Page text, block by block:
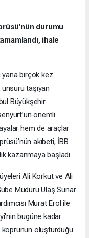
durumu
ihale
yana birçok kez
taşıyan
Büyükşehir
önemli
hem de araçlar
akıbeti, İBB
kazanmaya başladı.
Ali Korkut ve Ali
Müdürü Ulaş Sunar
Murat Erol ile
bugüne kadar
köprünün oluşturduğu